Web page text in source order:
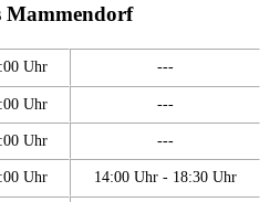
Mammendorf
Uhr ---
Uhr ---
Uhr ---
Uhr 14:00 Uhr - 18:30 Uhr